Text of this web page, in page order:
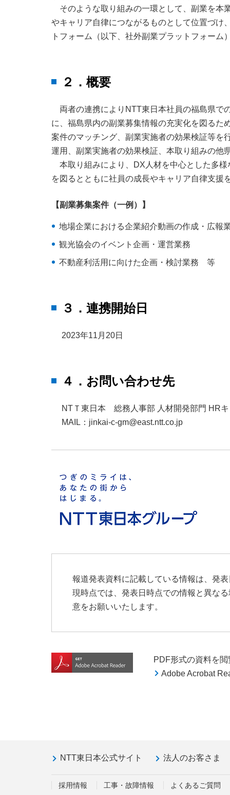
そのような取り組みの一環として、副業を本
やキャリア自律につながるものとして位置づけ
トフォーム（以下、社外副業プラットフォー
２．概要
両者の連携によりNTT東日本社員の福島県で
に、福島県内の副業募集情報の充実化を図るた
案件のマッチング、副業実施者の効果検証等を
運用、副業実施者の効果検証、本取り組みの他
本取り組みにより、DX人材を中心とした多
を図るとともに社員の成長やキャリア自律支援
【副業募集案件（一例）】
地場企業における企業紹介動画の作成・広報
観光協会のイベント企画・運営業務
不動産利活用に向けた企画・検討業務 等
３．連携開始日
2023年11月20日
４．お問い合わせ先
NTＴ東日本 総務人事部 人材開発部門 HR
MAIL：jinkai-c-gm@east.ntt.co.jp
報道発表資料に記載している情報は、発
現時点では、発表日時点での情報と異な
意をお願いいたします。
PDF形式の資料を
Adobe Acrobat
NTT東日本公式サイト 法人のお客さま
採用情報 工事・故障情報 よくあるご質問